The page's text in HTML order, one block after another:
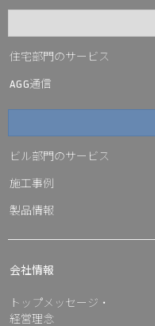
住宅部門のサービス
AGG通信
ビル部門のサービス
施工事例
製品情報
会社情報
トップメッセージ・
経営理念